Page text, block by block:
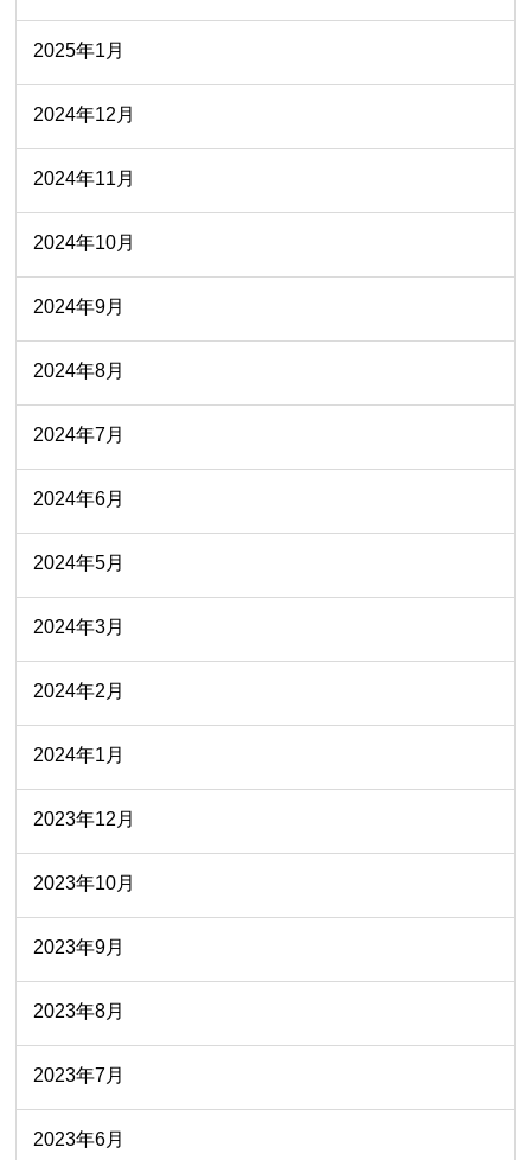
2025年1月
2024年12月
2024年11月
2024年10月
2024年9月
2024年8月
2024年7月
2024年6月
2024年5月
2024年3月
2024年2月
2024年1月
2023年12月
2023年10月
2023年9月
2023年8月
2023年7月
2023年6月